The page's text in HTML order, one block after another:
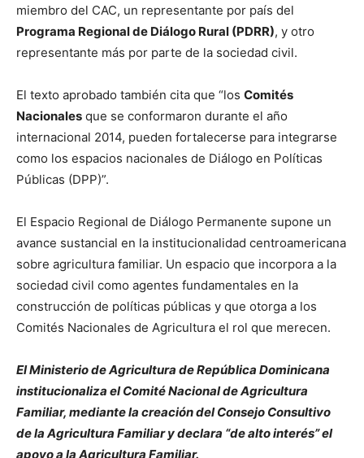
miembro del CAC, un representante por país del
Programa Regional de Diálogo Rural (PDRR), y otro
representante más por parte de la sociedad civil.
El texto aprobado también cita que “los Comités
Nacionales que se conformaron durante el año
internacional 2014, pueden fortalecerse para integrarse
como los espacios nacionales de Diálogo en Políticas
Públicas (DPP)”.
El Espacio Regional de Diálogo Permanente supone un
avance sustancial en la institucionalidad centroamericana
sobre agricultura familiar. Un espacio que incorpora a la
sociedad civil como agentes fundamentales en la
construcción de políticas públicas y que otorga a los
Comités Nacionales de Agricultura el rol que merecen.
El Ministerio de Agricultura de República Dominicana
institucionaliza el Comité Nacional de Agricultura
Familiar, mediante la creación del Consejo Consultivo
de la Agricultura Familiar y declara “de alto interés” el
apoyo a la Agricultura Familiar.